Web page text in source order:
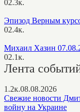
02.3к.
Эпизод Верным
02.4к.
Михаил Хазин
02.1к.
Лента
1.2к.08.08.2026
Свежие новости
войну на Украине